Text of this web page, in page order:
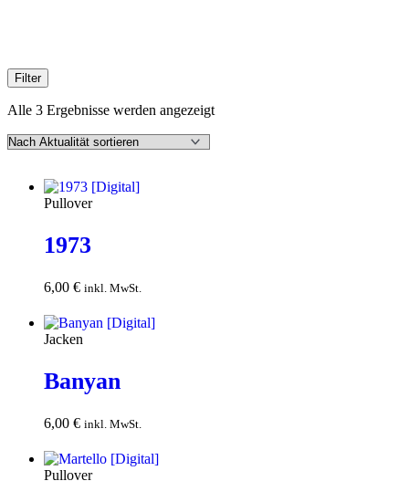
Filter
Alle 3 Ergebnisse werden angezeigtNach
Pullover
1973
6,00 € inkl. MwSt.
Jacken
Banyan
6,00 € inkl. MwSt.
Pullover